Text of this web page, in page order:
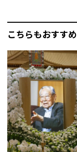
こちらもおすすめ